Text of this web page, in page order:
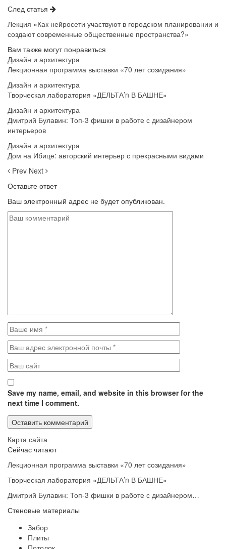
След статья
Лекция «Как нейросети участвуют в городском планировании и
создают современные общественные пространства?»
Вам также могут понравиться
Дизайн и архитектура
Лекционная программа выставки «70 лет созидания»
Дизайн и архитектура
Творческая лаборатория «ДЕЛЬТА’n В БАШНЕ»
Дизайн и архитектура
Дмитрий Булавин: Топ-3 фишки в работе с дизайнером
интерьеров
Дизайн и архитектура
Дом на Ибице: авторский интерьер с прекрасными видами
Prev Next
Оставьте ответ
Ваш электронный адрес не будет опубликован.
Save my name, email, and website in this browser for the
next time I comment.
Карта сайта
Сейчас читают
Лекционная программа выставки «70 лет созидания»
Творческая лаборатория «ДЕЛЬТА’n В БАШНЕ»
Дмитрий Булавин: Топ-3 фишки в работе с дизайнером…
Стеновые материалы
Забор
Плиты